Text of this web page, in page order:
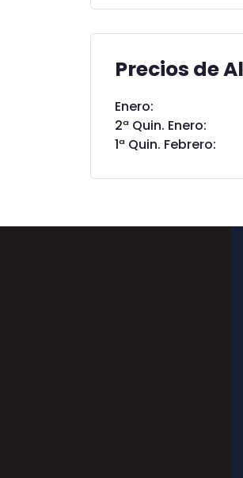
Precios de
Enero:
2ª Quin. Enero:
1ª Quin. Febrero: